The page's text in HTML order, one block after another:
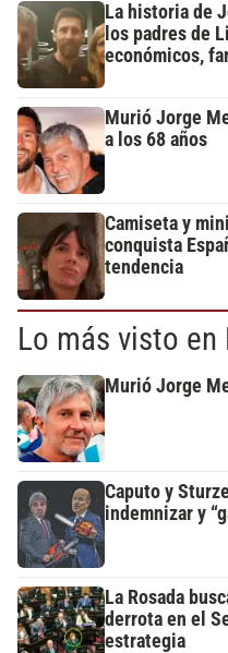
La historia de
los padres de
económicos,
Murió Jorge
a los 68 años
Camiseta y
conquista
tendencia
Lo más visto en
Murió Jorge
Caputo y
indemnizar y
La Rosada
derrota en el
estrategia